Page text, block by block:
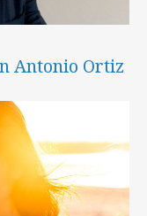
Antonio Ortiz